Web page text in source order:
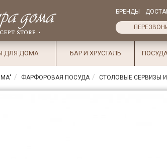
БРЕНДЫ
ДЛЯ ДОМА БАР И ХРУСТАЛЬ
ФАРФОРОВАЯ ПОСУДА СТОЛОВЫЕ СЕРВИЗЫ